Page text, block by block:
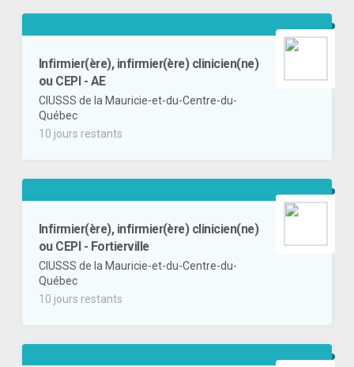
Infirmier(ère), infirmier(ère) clinicien(ne)
ou CEPI - AE
CIUSSS de la Mauricie-et-du-Centre-du-
Québec
10 jours restants
Infirmier(ère), infirmier(ère) clinicien(ne)
ou CEPI - Fortierville
CIUSSS de la Mauricie-et-du-Centre-du-
Québec
10 jours restants